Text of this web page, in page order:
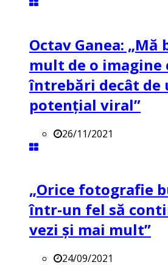
Octav Ganea: „Mă
mult de o imagine
întrebări decât de
potenţial viral”
26/11/2021
„Orice fotografie
într-un fel să
vezi și mai mult”
24/09/2021